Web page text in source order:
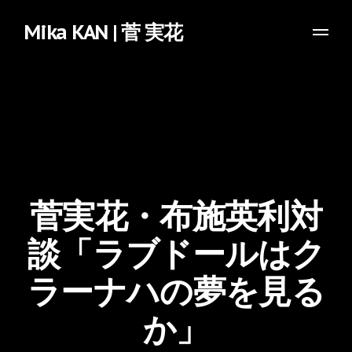
Mika KAN | 菅 実花
菅実花・布施英利対
談「ラブドールはク
ラーナハの夢を見る
か」